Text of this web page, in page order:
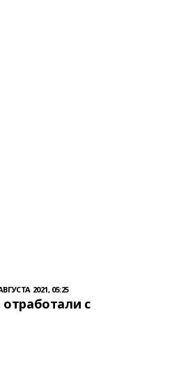
2021, 05:25
с